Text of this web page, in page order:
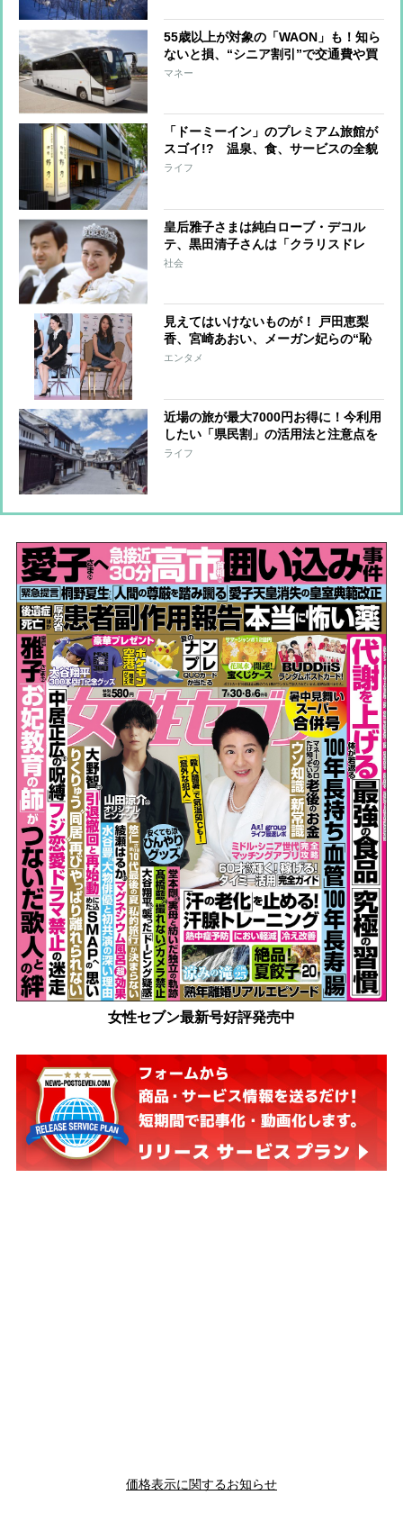
55歳以上が対象の「WAON」も！知ら
ないと損、“シニア割引”で交通費や買
い物がお得に
マネー
「ドーミーイン」のプレミアム旅館が
スゴイ!? 温泉、食、サービスの全貌
ライフ
皇后雅子さまは純白ローブ・デコル
テ、黒田清子さんは「クラリスドレ
ス」と話題に 女性皇族の華麗な
社会
見えてはいけないものが！ 戸田恵梨
香、宮崎あおい、メーガン妃らの“恥
ずかしい”写真
エンタメ
近場の旅が最大7000円お得に！今利用
したい「県民割」の活用法と注意点を
解説
ライフ
女性セブン最新号好評発売中
価格表示に関するお知らせ